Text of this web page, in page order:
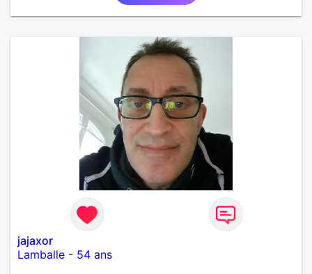
jajaxor
Lamballe - 54 ans